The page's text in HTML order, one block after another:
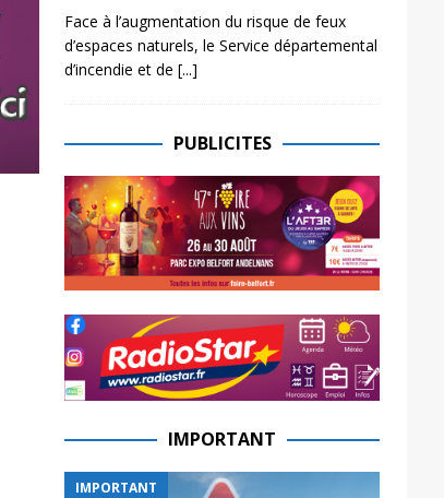
Face à l’augmentation du risque de feux
d’espaces naturels, le Service départemental
d’incendie et de [...]
PUBLICITES
IMPORTANT
IMPORTANT